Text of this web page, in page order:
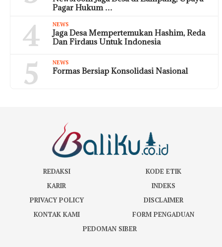
Pagar Hukum …
4 NEWS
Jaga Desa Mempertemukan Hashim, Reda
Dan Firdaus Untuk Indonesia
5 NEWS
Formas Bersiap Konsolidasi Nasional
REDAKSI
KODE ETIK
KARIR
INDEKS
PRIVACY POLICY
DISCLAIMER
KONTAK KAMI
FORM PENGADUAN
PEDOMAN SIBER